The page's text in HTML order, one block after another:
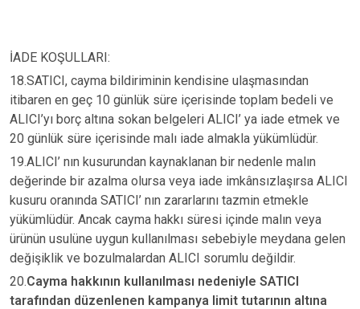
İADE KOŞULLARI:
18.SATICI, cayma bildiriminin kendisine ulaşmasından
itibaren en geç 10 günlük süre içerisinde toplam bedeli ve
ALICI’yı borç altına sokan belgeleri ALICI’ ya iade etmek ve
20 günlük süre içerisinde malı iade almakla yükümlüdür.
19.ALICI’ nın kusurundan kaynaklanan bir nedenle malın
değerinde bir azalma olursa veya iade imkânsızlaşırsa ALICI
kusuru oranında SATICI’ nın zararlarını tazmin etmekle
yükümlüdür. Ancak cayma hakkı süresi içinde malın veya
ürünün usulüne uygun kullanılması sebebiyle meydana gelen
değişiklik ve bozulmalardan ALICI sorumlu değildir.
20.Cayma hakkının kullanılması nedeniyle SATICI
tarafından düzenlenen kampanya limit tutarının altına